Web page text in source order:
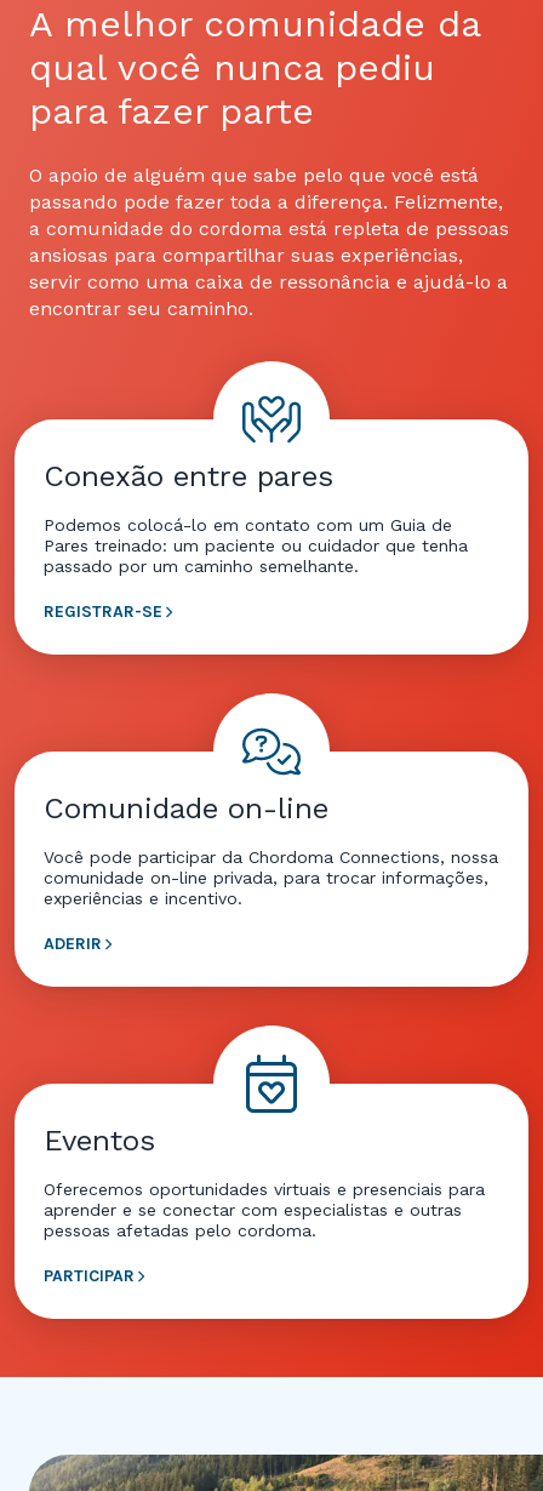
A melhor comunidade da
qual você nunca pediu
para fazer parte
O apoio de alguém que sabe pelo que você está
passando pode fazer toda a diferença. Felizmente,
a comunidade do cordoma está repleta de pessoas
ansiosas para compartilhar suas experiências,
servir como uma caixa de ressonância e ajudá-lo a
encontrar seu caminho.
Conexão entre pares
Podemos colocá-lo em contato com um Guia de
Pares treinado: um paciente ou cuidador que tenha
passado por um caminho semelhante.
REGISTRAR-SE
Comunidade on-line
Você pode participar da Chordoma Connections, nossa
comunidade on-line privada, para trocar informações,
experiências e incentivo.
ADERIR
Eventos
Oferecemos oportunidades virtuais e presenciais para
aprender e se conectar com especialistas e outras
pessoas afetadas pelo cordoma.
PARTICIPAR